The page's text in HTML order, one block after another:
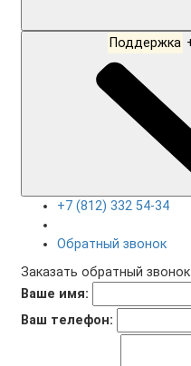
Поддержка
+7 (812) 332 54-34
Обратный звонок
Заказать обратный звонок
Ваше имя:
Ваш телефон: